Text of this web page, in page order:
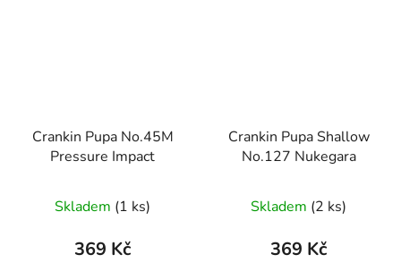
Crankin Pupa No.45M
Pressure Impact
Skladem (1 ks)
369 Kč
Crankin Pupa Shallow
No.127 Nukegara
Skladem (2 ks)
369 Kč